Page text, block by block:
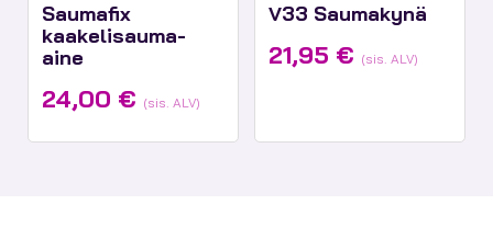
Saumafix
kaakelisauma-
aine
24,00 € (sis. ALV)
V33 Saumakynä
21,95 € (sis. ALV)